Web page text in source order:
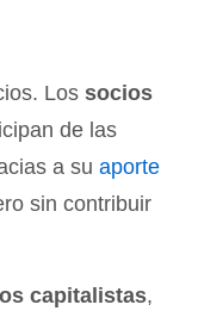
Los socios
de las
a su aporte
sin contribuir
capitalistas,